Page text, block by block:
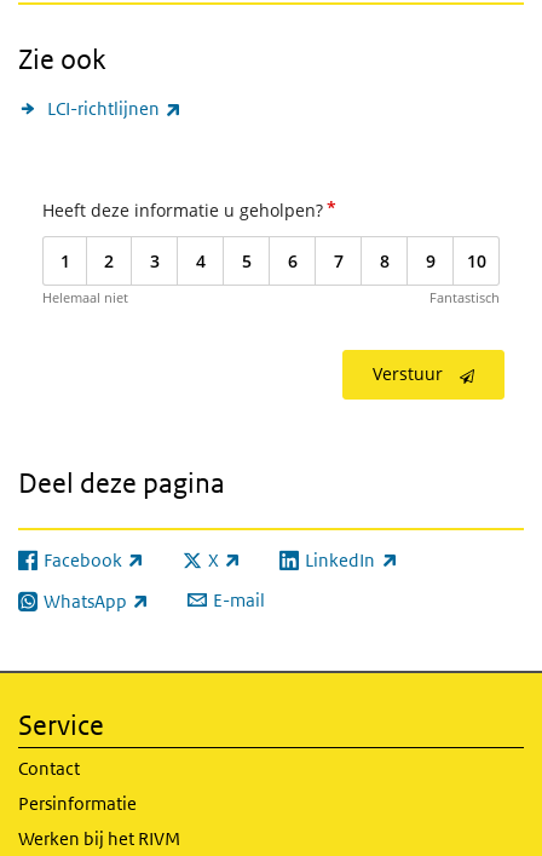
Zie ook
LCI-richtlijnen
Heeft deze informatie u geholpen?*
1 2 3 4 5 6 7 8 9 10
Helemaal niet Fantastisch
Verstuur
Deel deze pagina
Facebook
(externe link) X
(externe link) LinkedIn
(externe link)
WhatsApp
(externe link) E-mail
Service
Contact
Persinformatie
Werken bij het RIVM